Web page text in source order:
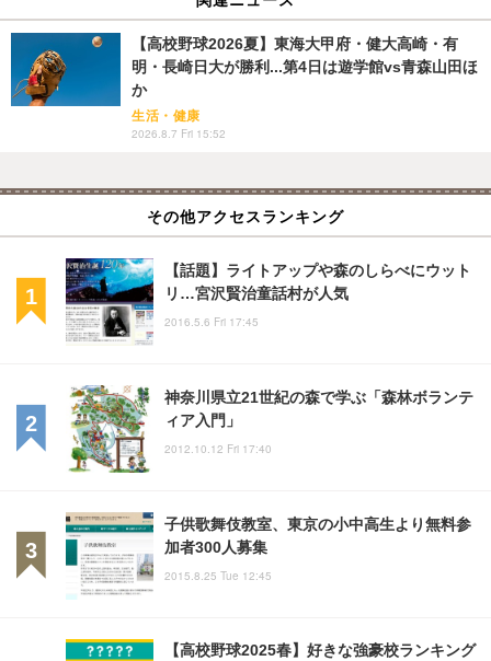
【高校野球2026夏】東海大甲府・健大高崎・有
明・長崎日大が勝利...第4日は遊学館vs青森山田ほ
か
生活・健康
2026.8.7 Fri 15:52
その他アクセスランキング
【話題】ライトアップや森のしらべにウット
リ…宮沢賢治童話村が人気
2016.5.6 Fri 17:45
神奈川県立21世紀の森で学ぶ「森林ボランテ
ィア入門」
2012.10.12 Fri 17:40
子供歌舞伎教室、東京の小中高生より無料参
加者300人募集
2015.8.25 Tue 12:45
【高校野球2025春】好きな強豪校ランキング